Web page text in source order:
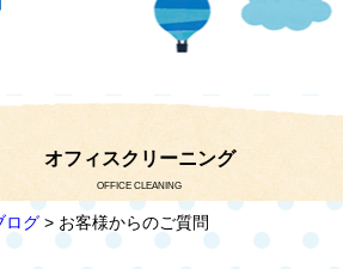
オフィスクリーニング
OFFICE CLEANING
ログ > お客様からのご質問